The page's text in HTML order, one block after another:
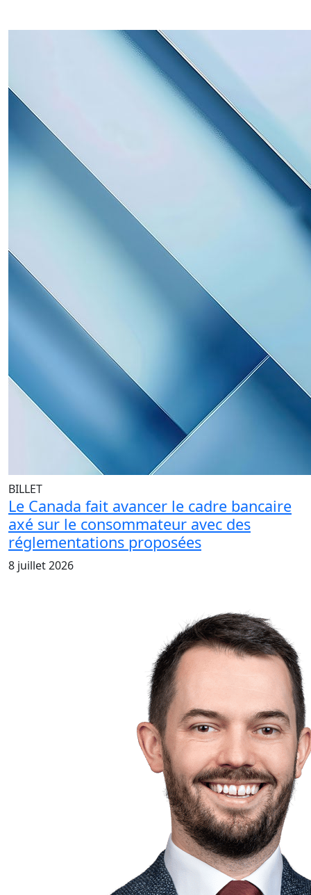
BILLET
Le Canada fait avancer le cadre bancaire
axé sur le consommateur avec des
réglementations proposées
8 juillet 2026